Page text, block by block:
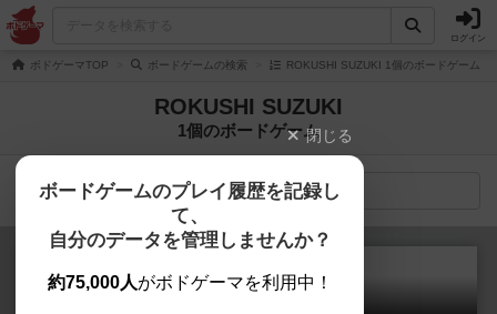
ログイン
ボドゲーマTOP ボードゲームの検索 ROKUSHI SUZUKI 1個のボードゲーム
ROKUSHI SUZUKI
1個のボードゲーム
検索メニュー
閉じる
ボードゲームのプレイ履歴を記録し
て、
自分のデータを管理しませんか？
約75,000人がボドゲーマを利用中！